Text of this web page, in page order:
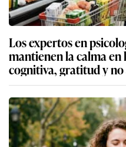
Los expertos en
mantienen la calma
cognitiva, gratitud y